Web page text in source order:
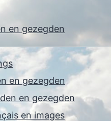
en gezegden
en gezegden
en gezegden
en images